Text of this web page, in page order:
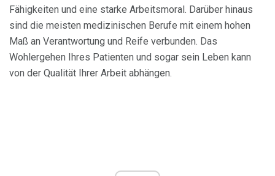
Fähigkeiten und eine starke Arbeitsmoral. Darüber hinaus
sind die meisten medizinischen Berufe mit einem hohen
Maß an Verantwortung und Reife verbunden. Das
Wohlergehen Ihres Patienten und sogar sein Leben kann
von der Qualität Ihrer Arbeit abhängen.